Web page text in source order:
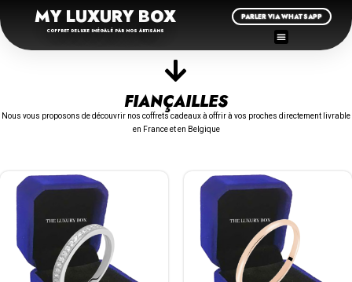
MY LUXURY BOX
COFFRET DELUXE INÉGALÉ PAR NOS ARTISANS
PARLER VIA WHATSAPP
FIANÇAILLES
Nous vous proposons de découvrir nos coffrets cadeaux à offrir à vos proches directement livrable
en France et en Belgique